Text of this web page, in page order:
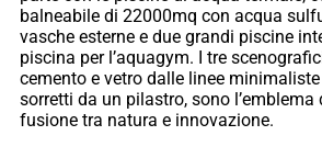
balneabile di 22000mq con acqua
vasche esterne e due grandi piscine
piscina per l’aquagym. I tre
cemento e vetro dalle linee
sorretti da un pilastro, sono l’emblema
fusione tra natura e innovazione.